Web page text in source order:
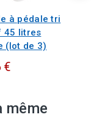
à pédale tri
45 litres
(lot de 3)
€
même